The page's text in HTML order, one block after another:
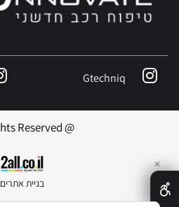
Gtechniq
@ All Rights Reserved
בניית אתרים
✕